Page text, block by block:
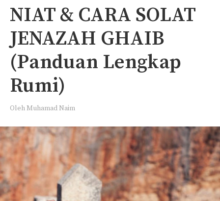
NIAT & CARA SOLAT
JENAZAH GHAIB
(Panduan Lengkap
Rumi)
OlehMuhamad Naim